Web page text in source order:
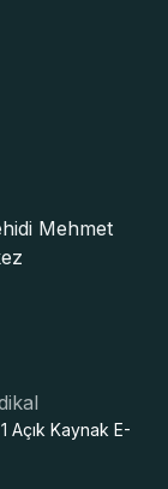
Mehmet
Açık Kaynak E-